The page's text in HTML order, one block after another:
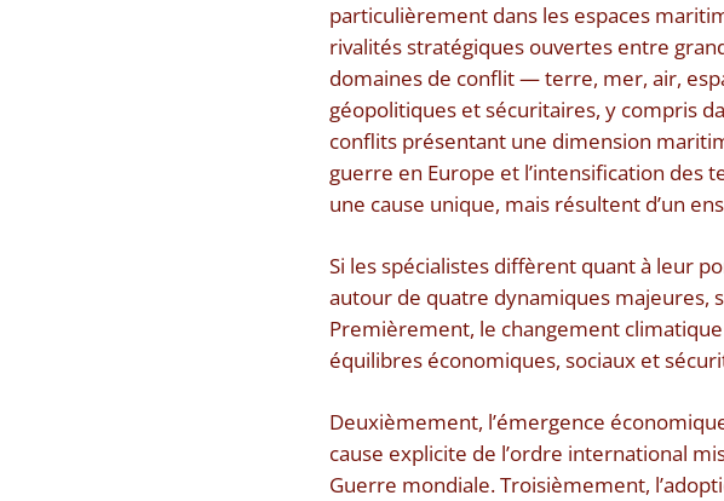
particulièrement dans les espaces
rivalités stratégiques ouvertes entre
domaines de conflit — terre, mer, air,
géopolitiques et sécuritaires, y compris
conflits présentant une dimension
guerre en Europe et l’intensification des
une cause unique, mais résultent d’un
Si les spécialistes diffèrent quant à leur
autour de quatre dynamiques majeures,
Premièrement, le changement
équilibres économiques, sociaux et
Deuxièmement, l’émergence
cause explicite de l’ordre international
Guerre mondiale. Troisièmement,